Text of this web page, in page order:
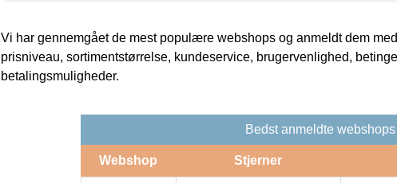
Vi har gennemgået de mest populære webshops og anmeldt dem
prisniveau, sortimentstørrelse, kundeservice, brugervenlighed,
betalingsmuligheder.
Bedst anmeldte webshops
Webshop Stjerner